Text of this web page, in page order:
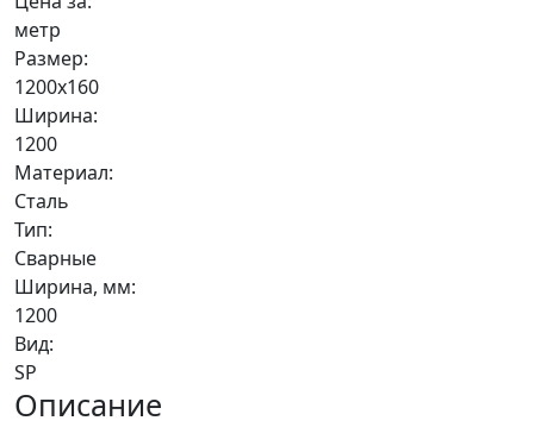
метр
Размер:
1200х160
Ширина:
1200
Материал:
Сталь
Тип:
Сварные
Ширина, мм:
1200
Вид:
SP
Описание